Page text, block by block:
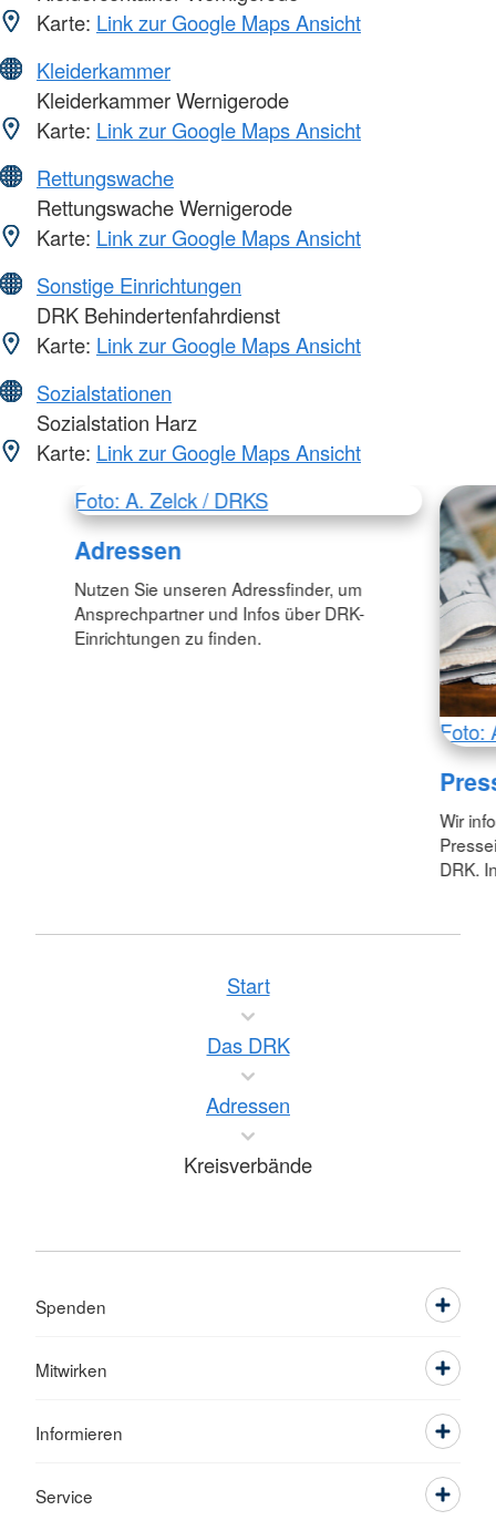
Karte: Link zur Google Maps Ansicht
Kleiderkammer
Kleiderkammer Wernigerode
Karte: Link zur Google Maps Ansicht
Rettungswache
Rettungswache Wernigerode
Karte: Link zur Google Maps Ansicht
Sonstige Einrichtungen
DRK Behindertenfahrdienst
Karte: Link zur Google Maps Ansicht
Sozialstationen
Sozialstation Harz
Karte: Link zur Google Maps Ansicht
Foto: A. Zelck / DRKS
Adressen
Nutzen Sie unseren Adressfinder, um
Ansprechpartner und Infos über DRK-
Einrichtungen zu finden.
Foto:
Wir
DRK.
Start
Das DRK
Adressen
Kreisverbände
Spenden
Mitwirken
Informieren
Service